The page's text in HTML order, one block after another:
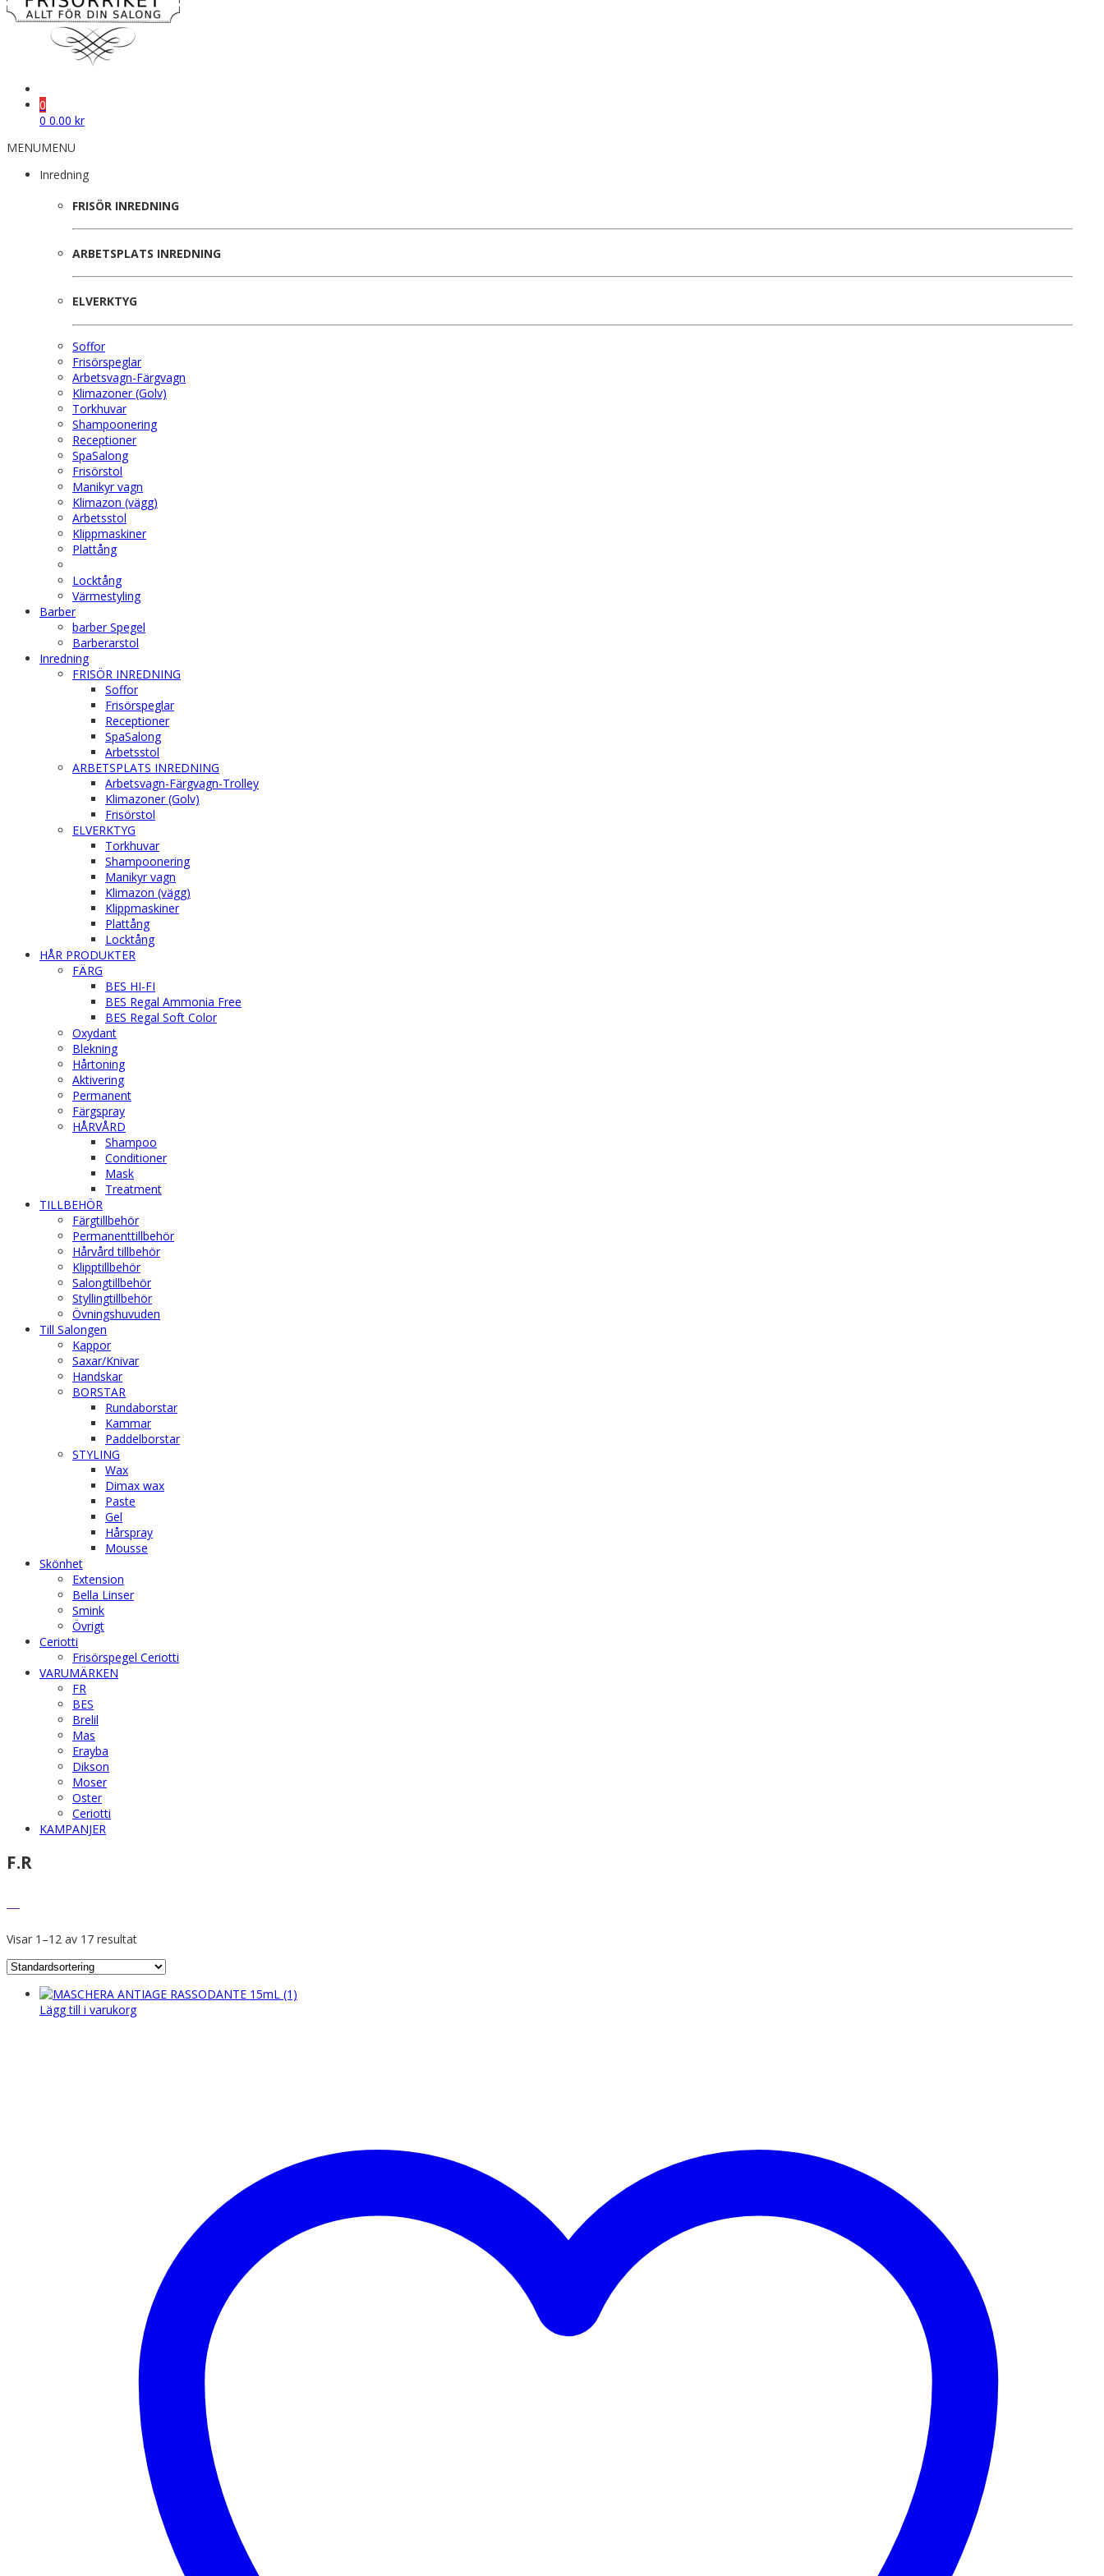
0
0 0.00 kr
MENUMENU
Inredning
FRISÖR INREDNING
ARBETSPLATS INREDNING
ELVERKTYG
Soffor
Frisörspeglar
Arbetsvagn-Färgvagn
Klimazoner (Golv)
Torkhuvar
Shampoonering
Receptioner
SpaSalong
Frisörstol
Manikyr vagn
Klimazon (vägg)
Arbetsstol
Klippmaskiner
Plattång
Locktång
Värmestyling
Barber
barber Spegel
Barberarstol
Inredning
FRISÖR INREDNING
Soffor
Frisörspeglar
Receptioner
SpaSalong
Arbetsstol
ARBETSPLATS INREDNING
Arbetsvagn-Färgvagn-Trolley
Klimazoner (Golv)
Frisörstol
ELVERKTYG
Torkhuvar
Shampoonering
Manikyr vagn
Klimazon (vägg)
Klippmaskiner
Plattång
Locktång
HÅR PRODUKTER
FÄRG
BES HI-FI
BES Regal Ammonia Free
BES Regal Soft Color
Oxydant
Blekning
Hårtoning
Aktivering
Permanent
Färgspray
HÅRVÅRD
Shampoo
Conditioner
Mask
Treatment
TILLBEHÖR
Färgtillbehör
Permanenttillbehör
Hårvård tillbehör
Klipptillbehör
Salongtillbehör
Styllingtillbehör
Övningshuvuden
Till Salongen
Kappor
Saxar/Knivar
Handskar
BORSTAR
Rundaborstar
Kammar
Paddelborstar
STYLING
Wax
Dimax wax
Paste
Gel
Hårspray
Mousse
Skönhet
Extension
Bella Linser
Smink
Övrigt
Ceriotti
Frisörspegel Ceriotti
VARUMÄRKEN
FR
BES
Brelil
Mas
Erayba
Dikson
Moser
Oster
Ceriotti
KAMPANJER
F.R
Visar 1–12 av 17 resultat
Lägg till i varukorg